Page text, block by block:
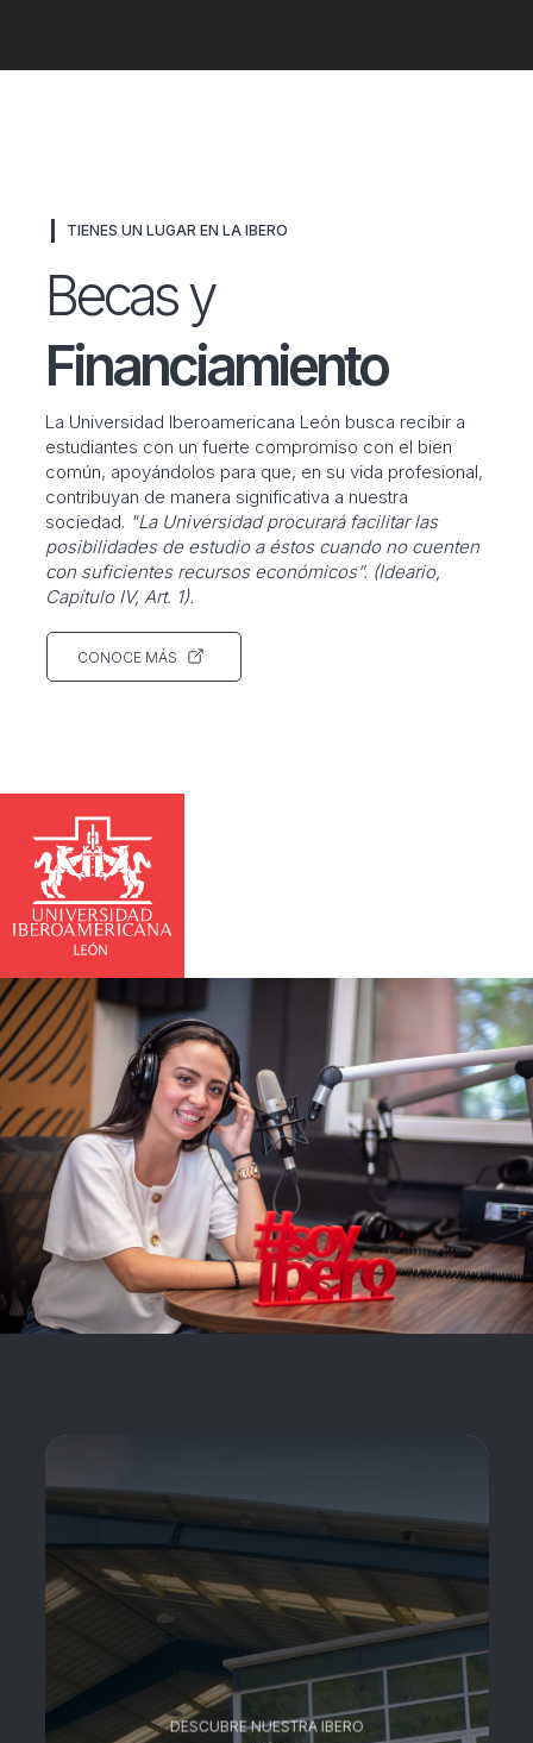
TIENES UN LUGAR EN LA IBERO
Becas y
Financiamiento
La Universidad Iberoamericana León busca recibir a
estudiantes con un fuerte compromiso con el bien
común, apoyándolos para que, en su vida profesional,
contribuyan de manera significativa a nuestra
sociedad. "La Universidad procurará facilitar las
posibilidades de estudio a éstos cuando no cuenten
con suficientes recursos económicos”. (Ideario,
Capítulo IV, Art. 1).
CONOCE MÁS
DESCUBRE NUESTRA IBERO